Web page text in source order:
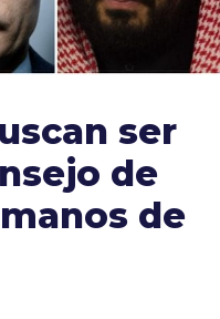
ser
de
de